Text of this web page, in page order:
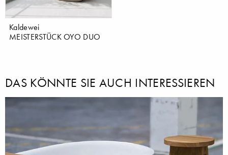
Kaldewei
MEISTERSTÜCK OYO DUO
DAS KÖNNTE SIE AUCH INTERESSIEREN